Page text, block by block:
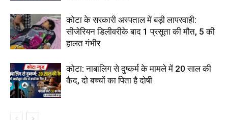
कोटा के सरकारी अस्पताल में बड़ी लापरवाही:
सीजेरियन डिलीवरीके बाद 1 प्रसूता की मौत, 5 की
हालत गंभीर
कोटा: नाबालिग से दुष्कर्म के मामले में 20 साल की
कैद, दो बच्चों का पिता है दोषी